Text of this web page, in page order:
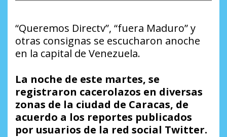
“Queremos Directv”, “fuera Maduro” y
otras consignas se escucharon anoche
en la capital de Venezuela.
La noche de este martes, se
registraron cacerolazos en diversas
zonas de la ciudad de Caracas, de
acuerdo a los reportes publicados
por usuarios de la red social Twitter.